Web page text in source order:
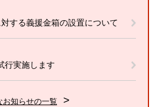
する義援金箱の設置について
行実施します
お知らせの一覧